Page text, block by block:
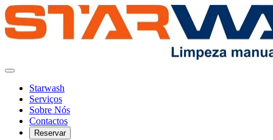
Starwash
Serviços
Sobre Nós
Contactos
Reservar